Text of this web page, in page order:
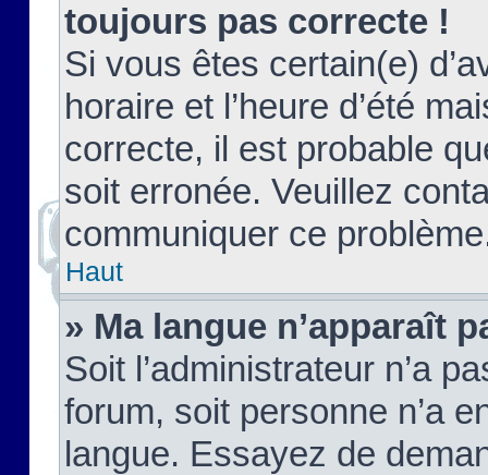
toujours pas correcte !
Si vous êtes certain(e)
horaire et l’heure d’été
correcte, il est probable
soit erronée. Veuillez
communiquer ce
Haut
» Ma langue n’apparaît
Soit l’administrateur n’a
forum, soit personne n’a
langue. Essayez de